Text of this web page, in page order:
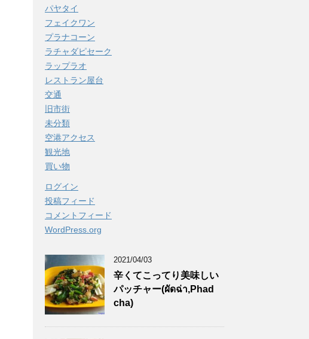
パヤタイ
フェイクワン
プラナコーン
ラチャダピセーク
ラップラオ
レストラン屋台
交通
旧市街
未分類
空港アクセス
観光地
買い物
ログイン
投稿フィード
コメントフィード
WordPress.org
2021/04/03
辛くてこってり美味しい
パッチャー(ผัดฉ่า,Phad
cha)